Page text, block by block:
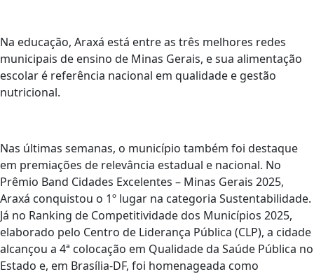
Na educação, Araxá está entre as três melhores redes
municipais de ensino de Minas Gerais, e sua alimentação
escolar é referência nacional em qualidade e gestão
nutricional.
Nas últimas semanas, o município também foi destaque
em premiações de relevância estadual e nacional. No
Prêmio Band Cidades Excelentes – Minas Gerais 2025,
Araxá conquistou o 1º lugar na categoria Sustentabilidade.
Já no Ranking de Competitividade dos Municípios 2025,
elaborado pelo Centro de Liderança Pública (CLP), a cidade
alcançou a 4ª colocação em Qualidade da Saúde Pública no
Estado e, em Brasília-DF, foi homenageada como